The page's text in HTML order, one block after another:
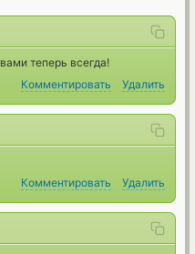
теперь всегда!
Комментировать
Удалить
Комментировать
Удалить